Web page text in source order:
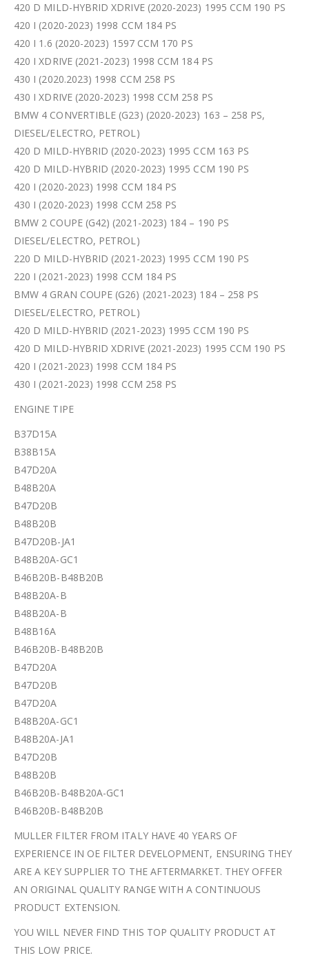
420 D MILD-HYBRID XDRIVE (2020-2023) 1995 CCM 190 PS
420 I (2020-2023) 1998 CCM 184 PS
420 I 1.6 (2020-2023) 1597 CCM 170 PS
420 I XDRIVE (2021-2023) 1998 CCM 184 PS
430 I (2020.2023) 1998 CCM 258 PS
430 I XDRIVE (2020-2023) 1998 CCM 258 PS
BMW 4 CONVERTIBLE (G23) (2020-2023) 163 – 258 PS,
DIESEL/ELECTRO, PETROL)
420 D MILD-HYBRID (2020-2023) 1995 CCM 163 PS
420 D MILD-HYBRID (2020-2023) 1995 CCM 190 PS
420 I (2020-2023) 1998 CCM 184 PS
430 I (2020-2023) 1998 CCM 258 PS
BMW 2 COUPE (G42) (2021-2023) 184 – 190 PS
DIESEL/ELECTRO, PETROL)
220 D MILD-HYBRID (2021-2023) 1995 CCM 190 PS
220 I (2021-2023) 1998 CCM 184 PS
BMW 4 GRAN COUPE (G26) (2021-2023) 184 – 258 PS
DIESEL/ELECTRO, PETROL)
420 D MILD-HYBRID (2021-2023) 1995 CCM 190 PS
420 D MILD-HYBRID XDRIVE (2021-2023) 1995 CCM 190 PS
420 I (2021-2023) 1998 CCM 184 PS
430 I (2021-2023) 1998 CCM 258 PS
ENGINE TIPE
B37D15A
B38B15A
B47D20A
B48B20A
B47D20B
B48B20B
B47D20B-JA1
B48B20A-GC1
B46B20B-B48B20B
B48B20A-B
B48B20A-B
B48B16A
B46B20B-B48B20B
B47D20A
B47D20B
B47D20A
B48B20A-GC1
B48B20A-JA1
B47D20B
B48B20B
B46B20B-B48B20A-GC1
B46B20B-B48B20B
MULLER FILTER FROM ITALY HAVE 40 YEARS OF
EXPERIENCE IN OE FILTER DEVELOPMENT, ENSURING THEY
ARE A KEY SUPPLIER TO THE AFTERMARKET. THEY OFFER
AN ORIGINAL QUALITY RANGE WITH A CONTINUOUS
PRODUCT EXTENSION.
YOU WILL NEVER FIND THIS TOP QUALITY PRODUCT AT
THIS LOW PRICE.